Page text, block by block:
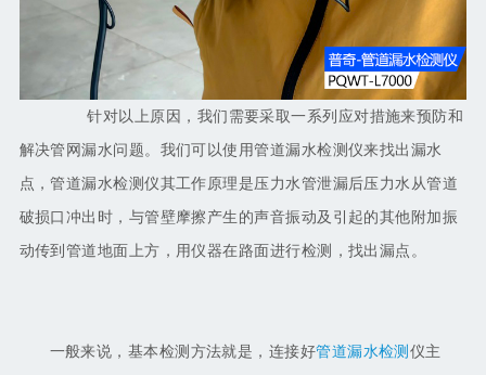
针对以上原因，我们需要采取一系列应对措施来预防和
解决管网漏水问题。 我们可以使用管道漏水检测仪来找出漏水
点，管道漏水检测仪其工作原理是压力水管泄漏后压力水从管道
破损口冲出时，与管壁摩擦产生的声音振动及引起的其他附加振
动传到管道地面上方，用仪器在路面进行检测，找出漏点。
一般来说，基本检测方法就是，连接好管道漏水检测 仪主